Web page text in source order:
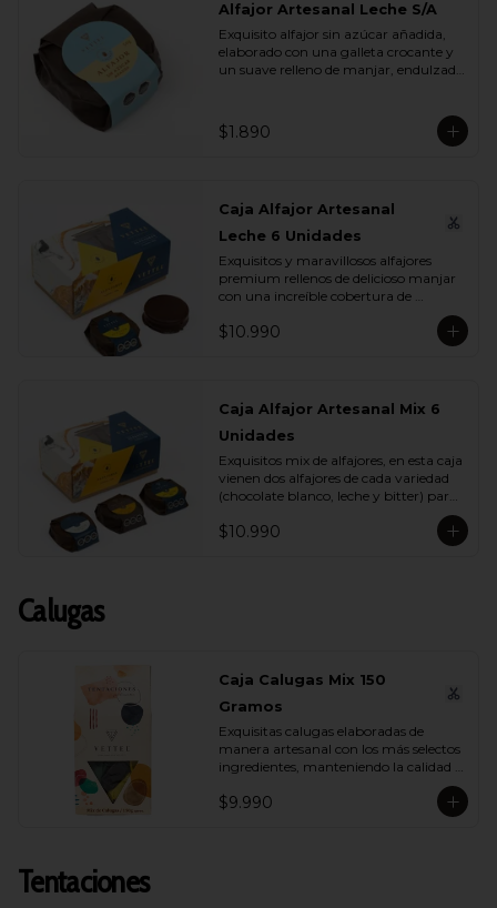
Alfajor Artesanal Leche S/A
Exquisito alfajor sin azúcar añadida,
elaborado con una galleta crocante y
un suave relleno de manjar, endulzado
azúcar, manteniendo todo el sabor y
la textura que buscas.
$1.890
Caja Alfajor Artesanal
Leche 6 Unidades
Exquisitos y maravillosos alfajores
premium rellenos de delicioso manjar
con una increíble cobertura de
compartir con quienes más queremos.
$10.990
Caja Alfajor Artesanal Mix 6
Unidades
Exquisitos mix de alfajores, en esta caja
vienen dos alfajores de cada variedad
(chocolate blanco, leche y bitter) para
querido.
$10.990
Calugas
Caja Calugas Mix 150
Gramos
Exquisitas calugas elaboradas de
manera artesanal con los más selectos
ingredientes, manteniendo la calidad
propia de Vettel. Encuéntralas en sus
distintas variedades para que
$9.990
Tentaciones